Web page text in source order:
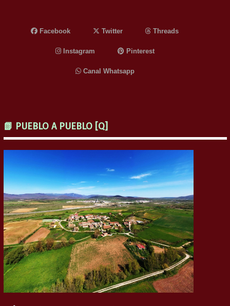
Facebook Twitter Threads
Instagram Pinterest
Canal Whatsapp
📗 PUEBLO A PUEBLO [Q]